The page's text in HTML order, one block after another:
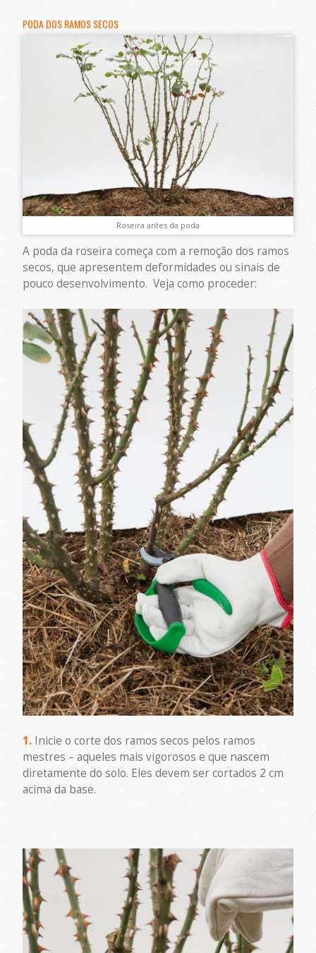
PODA DOS RAMOS SECOS
Roseira antes da poda
A poda da roseira começa com a remoção dos ramos
secos, que apresentem deformidades ou sinais de
pouco desenvolvimento. Veja como proceder:
1. Inicie o corte dos ramos secos pelos ramos
mestres – aqueles mais vigorosos e que nascem
diretamente do solo. Eles devem ser cortados 2 cm
acima da base.